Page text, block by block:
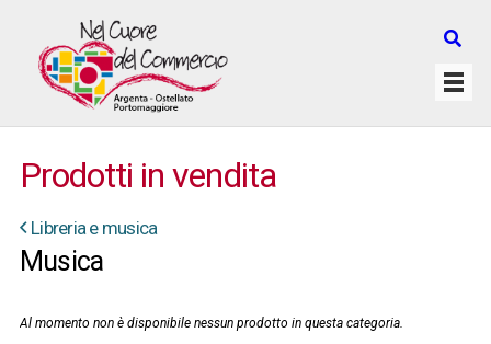
Prodotti in vendita
Libreria e musica
Musica
Al momento non è disponibile nessun prodotto in questa categoria.